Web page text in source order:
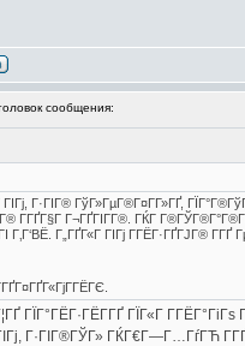
сообщения:
ГІГј, Г·ГІГ® ГўГ»ГµГ®Г¤Г­Г»ГҐ,
Г­ГҐГ§Г Г¬ГҐГІГ­Г®. ГЌГ
Г‚Г‘ВЁ. Г„ГҐГ«Г ГІГј Г­ГЁГ·ГҐГЈГ®
ГЇГ°ГЁГ·ГЁГ­ГҐ ГЇГ«Г
Г·ГІГ®ГЎГ» ГЌГ€Г—Г…ГѓГЋ Г­ГҐ